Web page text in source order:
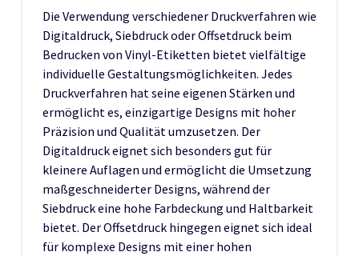
Die Verwendung verschiedener Druckverfahren wie
Digitaldruck, Siebdruck oder Offsetdruck beim
Bedrucken von Vinyl-Etiketten bietet vielfältige
individuelle Gestaltungsmöglichkeiten. Jedes
Druckverfahren hat seine eigenen Stärken und
ermöglicht es, einzigartige Designs mit hoher
Präzision und Qualität umzusetzen. Der
Digitaldruck eignet sich besonders gut für
kleinere Auflagen und ermöglicht die Umsetzung
maßgeschneiderter Designs, während der
Siebdruck eine hohe Farbdeckung und Haltbarkeit
bietet. Der Offsetdruck hingegen eignet sich ideal
für komplexe Designs mit einer hohen